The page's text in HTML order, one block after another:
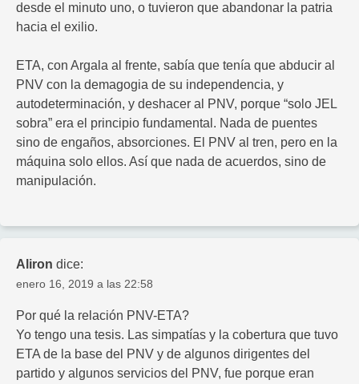
desde el minuto uno, o tuvieron que abandonar la patria
hacia el exilio.
ETA, con Argala al frente, sabía que tenía que abducir al
PNV con la demagogia de su independencia, y
autodeterminación, y deshacer al PNV, porque “solo JEL
sobra” era el principio fundamental. Nada de puentes
sino de engaños, absorciones. El PNV al tren, pero en la
máquina solo ellos. Así que nada de acuerdos, sino de
manipulación.
Aliron dice:
enero 16, 2019 a las 22:58
Por qué la relación PNV-ETA?
Yo tengo una tesis. Las simpatías y la cobertura que tuvo
ETA de la base del PNV y de algunos dirigentes del
partido y algunos servicios del PNV, fue porque eran